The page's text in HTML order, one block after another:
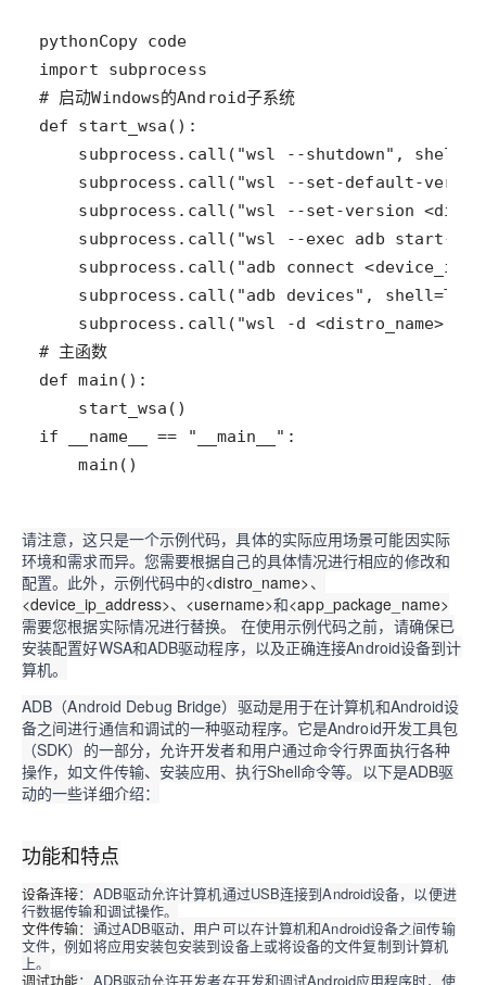
    main()
请注意，这只是一个示例代码，具体的实际应用场景可能因实际
环境和需求而异。您需要根据自己的具体情况进行相应的修改和
配置。此外，示例代码中的<distro_name>、
<device_ip_address>、 <username>和<app_package_name>
需要您根据实际情况进行替换。 在使用示例代码之前，请确保已
安装配置好WSA和ADB驱动程序，以及正确连接Android设备到计
算机。
ADB（Android Debug Bridge）驱动是用于在计算机和Android设
备之间进行通信和调试的一种驱动程序。它是Android开发工具包
（SDK）的一部分，允许开发者和用户通过命令行界面执行各种
操作，如文件传输、安装应用、执行Shell命令等。以下是ADB驱
动的一些详细介绍：
功能和特点
设备连接：ADB驱动允许计算机通过USB连接到Android设备，以便进
行数据传输和调试操作。
文件传输：通过ADB驱动，用户可以在计算机和Android设备之间传输
文件，例如将应用安装包安装到设备上或将设备的文件复制到计算机
上。
调试功能：ADB驱动允许开发者在开发和调试Android应用程序时，使